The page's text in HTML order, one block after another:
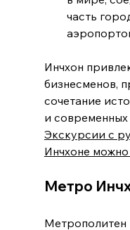
часть
Инчхон
бизнесменов,
сочетание
и современных
Экскурсии с
Инчхоне
Метро
Метрополитен